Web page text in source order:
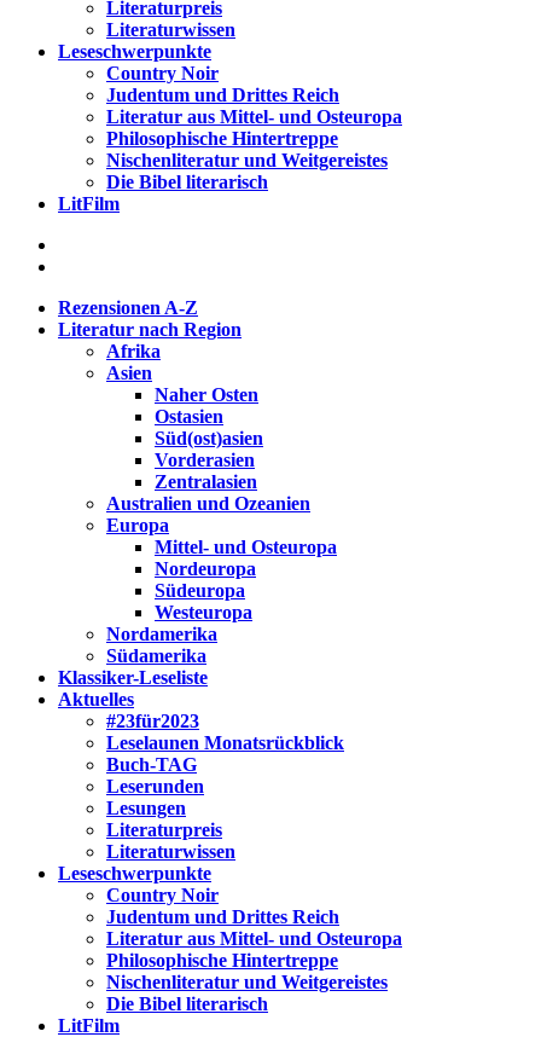
Literaturpreis
Literaturwissen
Leseschwerpunkte
Country Noir
Judentum und Drittes Reich
Literatur aus Mittel- und Osteuropa
Philosophische Hintertreppe
Nischenliteratur und Weitgereistes
Die Bibel literarisch
LitFilm
Rezensionen A-Z
Literatur nach Region
Afrika
Asien
Naher Osten
Ostasien
Süd(ost)asien
Vorderasien
Zentralasien
Australien und Ozeanien
Europa
Mittel- und Osteuropa
Nordeuropa
Südeuropa
Westeuropa
Nordamerika
Südamerika
Klassiker-Leseliste
Aktuelles
#23für2023
Leselaunen Monatsrückblick
Buch-TAG
Leserunden
Lesungen
Literaturpreis
Literaturwissen
Leseschwerpunkte
Country Noir
Judentum und Drittes Reich
Literatur aus Mittel- und Osteuropa
Philosophische Hintertreppe
Nischenliteratur und Weitgereistes
Die Bibel literarisch
LitFilm